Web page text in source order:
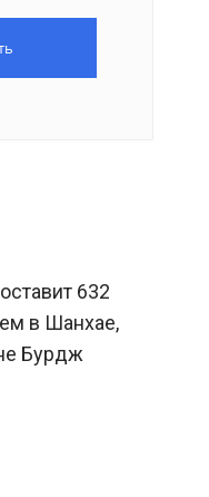
632
в Шанхае,
Бурдж